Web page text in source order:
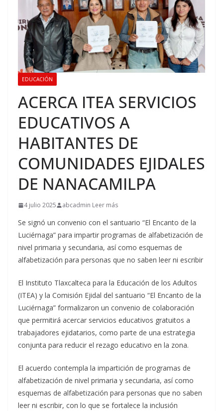
EDUCACIÓN
ACERCA ITEA SERVICIOS
EDUCATIVOS A
HABITANTES DE
COMUNIDADES EJIDALES
DE NANACAMILPA
4 julio 2025 abcadmin Leer más
Se signó un convenio con el santuario “El Encanto de la
Luciérnaga” para impartir programas de alfabetización de
nivel primaria y secundaria, así como esquemas de
alfabetización para personas que no saben leer ni escribir
El Instituto Tlaxcalteca para la Educación de los Adultos
(ITEA) y la Comisión Ejidal del santuario “El Encanto de la
Luciérnaga” formalizaron un convenio de colaboración
que permitirá acercar servicios educativos gratuitos a
trabajadores ejidatarios, como parte de una estrategia
conjunta para reducir el rezago educativo en la zona.
El acuerdo contempla la impartición de programas de
alfabetización de nivel primaria y secundaria, así como
esquemas de alfabetización para personas que no saben
leer ni escribir, con lo que se fortalece la inclusión